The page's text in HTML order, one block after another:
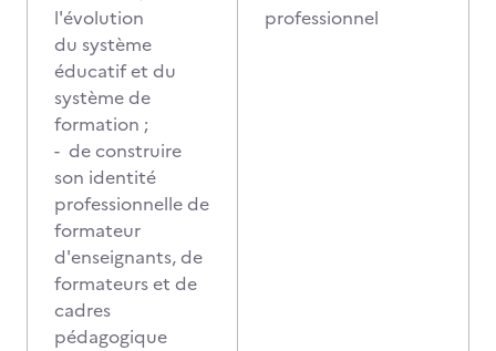
l'évolution
du système
éducatif et du
système de
formation ;
- de construire
son identité
professionnelle de
formateur
d'enseignants, de
formateurs et de
cadres
pédagogique
professionnel